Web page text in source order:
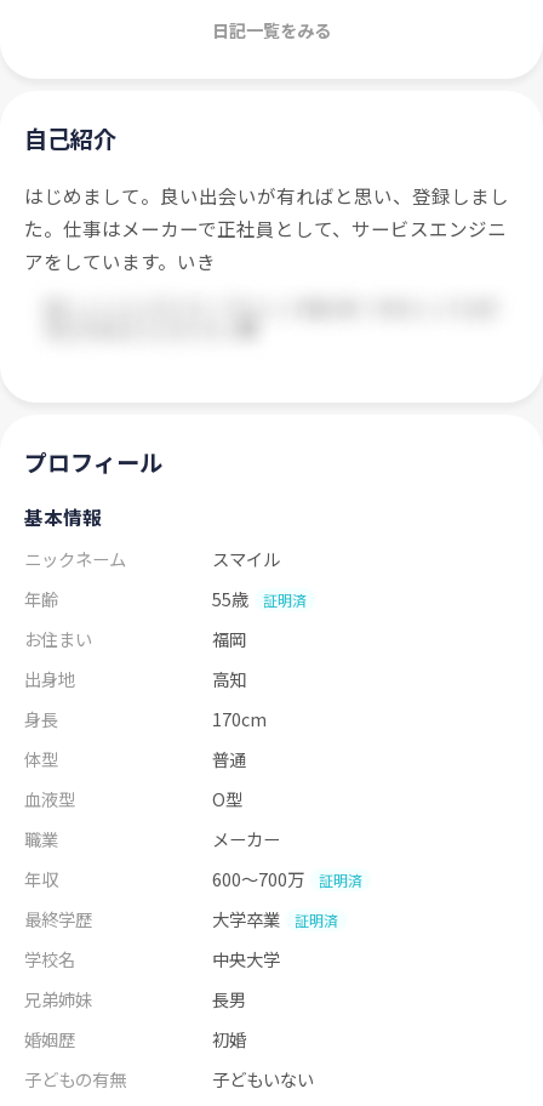
日記一覧をみる
自己紹介
はじめまして。良い出会いが有ればと思い、登録しまし
た。仕事はメーカーで正社員として、サービスエンジニ
アをしています。いき
プロフィール
基本情報
ニックネーム
スマイル
年齢
55歳 証明済
お住まい
福岡
出身地
高知
身長
170cm
体型
普通
血液型
O型
職業
メーカー
年収
600～700万 証明済
最終学歴 大学卒業 証明済
学校名
中央大学
兄弟姉妹
長男
婚姻歴
初婚
子どもの有無
子どもいない